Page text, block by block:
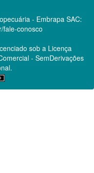
- Embrapa SAC:
fale-conosco
sob a Licença
- SemDerivações